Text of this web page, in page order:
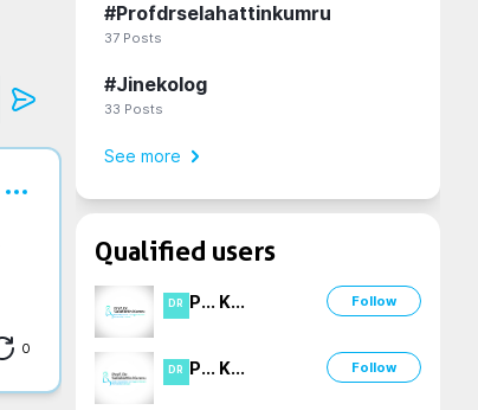
0
#Profdrselahattinkumru
37 Posts
#Jinekolog
33 Posts
See more
Qualified users
DR P... K... Follow
DR P... K... Follow